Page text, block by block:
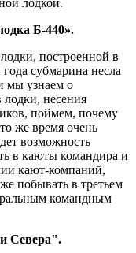
Б-440».
построенной в
субмарина несла
мы узнаем о
несения
поймем, почему
же время очень
возможность
в каюты командира и
кают-компаний,
побывать в третьем
командным
Севера".